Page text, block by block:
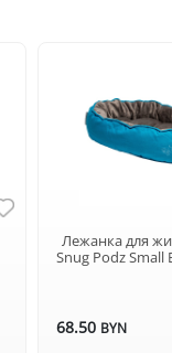
Лежанка для
Snug Podz Small
68.50 BYN